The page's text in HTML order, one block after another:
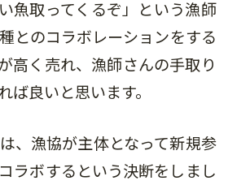
魚取ってくるぞ」という漁師
とのコラボレーションをする
高く売れ、漁師さんの手取り
ば良いと思います。
、漁協が主体となって新規参
ラボするという決断をしまし